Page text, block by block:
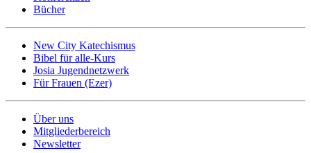
Bücher
New City Katechismus
Bibel für alle-Kurs
Josia Jugendnetzwerk
Für Frauen (Ezer)
Über uns
Mitgliederbereich
Newsletter